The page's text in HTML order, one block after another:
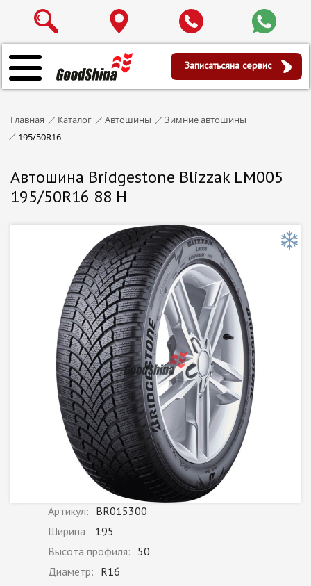
Записатьсяна сервис
Главная Каталог Автошины
Зимние автошины
195/50R16
Автошина Bridgestone Blizzak LM005
195/50R16 88 H
Артикул: BR015300
Ширина: 195
Высота профиля: 50
Диаметр: R16